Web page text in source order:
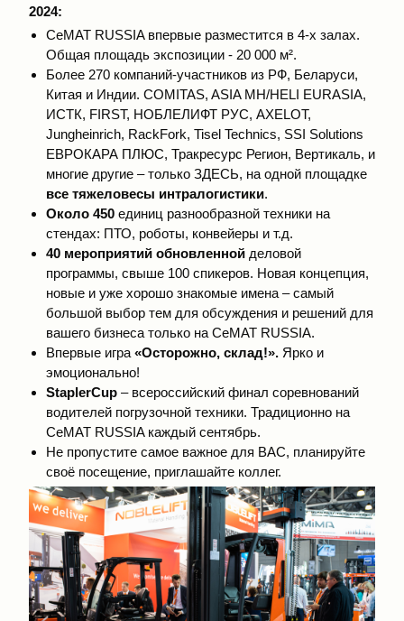
2024:
CeMAT RUSSIA впервые разместится в 4-х залах.
Общая площадь экспозиции - 20 000 м².
Более 270 компаний-участников из РФ, Беларуси,
Китая и Индии. COMITAS, ASIA MH/HELI EURASIA,
ИСТК, FIRST, НОБЛЕЛИФТ РУС, AXELOT,
Jungheinrich, RackFork, Tisel Technics, SSI Solutions
ЕВРОКАРА ПЛЮС, Тракресурс Регион, Вертикаль, и
многие другие – только ЗДЕСЬ, на одной площадке
все тяжеловесы интралогистики.
Около 450единиц разнообразной техники на
стендах: ПТО, роботы, конвейеры и т.д.
40 мероприятий обновленнойделовой
программы, свыше 100 спикеров. Новая концепция,
новые и уже хорошо знакомые имена – самый
большой выбор тем для обсуждения и решений для
вашего бизнеса только на CeMAT RUSSIA.
Впервые игра«Осторожно, склад!».Ярко и
эмоционально!
StaplerCup– всероссийский финал соревнований
водителей погрузочной техники. Традиционно на
CeMAT RUSSIA каждый сентябрь.
Не пропустите самое важное для ВАС, планируйте
своё посещение, приглашайте коллег.